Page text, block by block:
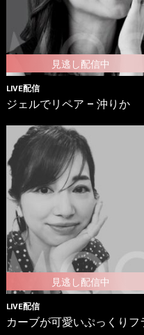
LIVE配信
ジェルでリペア – 沖りか
LIVE配信
カーブが可愛いぷっくり